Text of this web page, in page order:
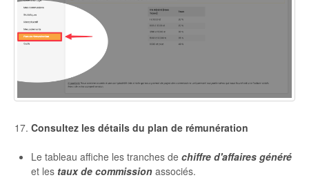
Consultez les détails du plan de rémunération
Le tableau affiche les tranches de chiffre d'affaires généré
et les taux de commission associés.